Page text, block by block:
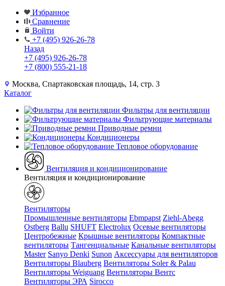
Избранное
Сравнение
Войти
+7 (495) 926-26-78
Назад
+7 (495) 926-26-78
+7 (800) 555-21-18
Москва, Спартаковская площадь, 14, стр. 3
Каталог
Фильтры для вентиляции
Фильтрующие материалы
Приводные ремни
Кондиционеры
Тепловое оборудование
Вентиляция и кондиционирование
Вентиляция и кондиционирование
Вентиляторы
Промышленные вентиляторы Ebmpapst Ziehl-Abegg
Ostberg Ballu SHUFT Electrolux Осевые вентиляторы
Центробежные Крышные вентиляторы Компактные
вентиляторы Тангенциальные Канальные вентиляторы
Master Sanyo Denki Sunon Аксессуары для вентиляторов
Вентиляторы Blauberg Вентиляторы Soler & Palau
Вентиляторы Weiguang Вентиляторы Вентс
Вентиляторы ЭРА Sirocco